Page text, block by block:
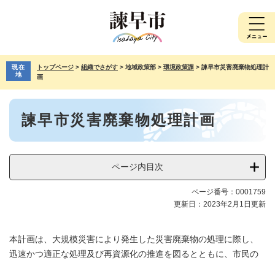
先
で
を
ば
現在
地
トップページ > 組織でさがす > 地域政策部 > 環境政策課 > 諫早市災害廃棄物処理計
画
本
諫早市災害廃棄物処理計画
ページ内目次
ページ番号：0001759
更新日：2023年2月1日更新
本計画は、大規模災害により発生した災害廃棄物の処理に際し、
迅速かつ適正な処理及び再資源化の推進を図るとともに、市民の